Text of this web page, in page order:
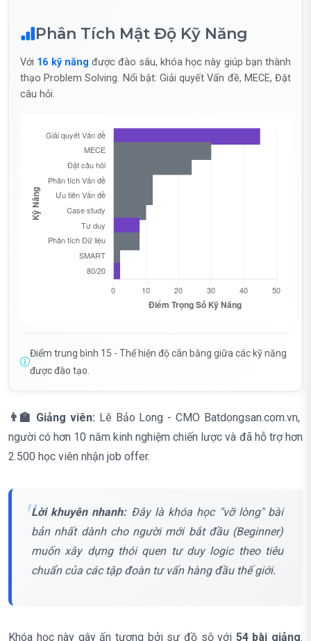
Phân Tích Mật Độ Kỹ Năng
Với 16 kỹ năng được đào sâu, khóa học này giúp bạn thành
thạo Problem Solving. Nổi bật: Giải quyết Vấn đề, MECE, Đặt
câu hỏi.
Điểm trung bình 15 - Thể hiện độ cân bằng giữa các kỹ năng
được đào tạo.
👨‍🏫 Giảng viên: Lê Bảo Long - CMO Batdongsan.com.vn,
người có hơn 10 năm kinh nghiệm chiến lược và đã hỗ trợ hơn
2.500 học viên nhận job offer.
Lời khuyên nhanh:Đây là khóa học "vỡ lòng" bài
bản nhất dành cho người mới bắt đầu (Beginner)
muốn xây dựng thói quen tư duy logic theo tiêu
chuẩn của các tập đoàn tư vấn hàng đầu thế giới.
Khóa học này gây ấn tượng bởi sự đồ sộ với 54 bài giảng.